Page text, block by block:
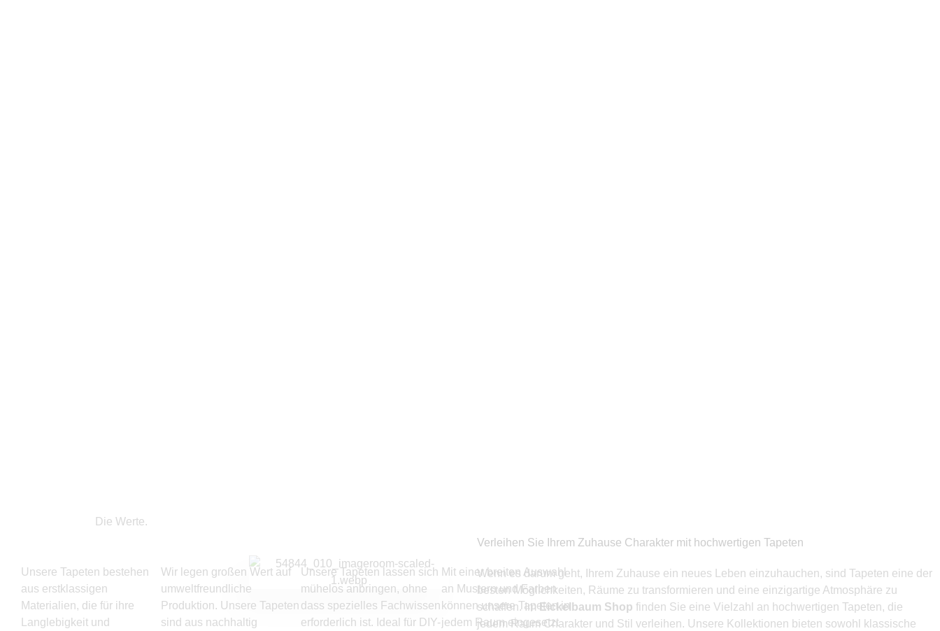
Die Werte.
Unsere Tapeten bestehen
aus erstklassigen
Materialien, die für ihre
Langlebigkeit und
Wir legen großen Wert auf
umweltfreundliche
Produktion. Unsere Tapeten
sind aus nachhaltig
Unsere Tapeten lassen sich
mühelos anbringen, ohne
dass spezielles Fachwissen
erforderlich ist. Ideal für DIY-
Mit einer breiten Auswahl
an Mustern und Farben
können unsere Tapeten in
jedem Raum eingesetzt
Verleihen Sie Ihrem Zuhause Charakter mit hochwertigen Tapeten
Wenn es darum geht, Ihrem Zuhause ein neues Leben einzuhauchen, sind Tapeten eine der
besten Möglichkeiten, Räume zu transformieren und eine einzigartige Atmosphäre zu
schaffen. ImEickelbaum Shop finden Sie eine Vielzahl an hochwertigen Tapeten, die
jedem Raum Charakter und Stil verleihen. Unsere Kollektionen bieten sowohl klassische